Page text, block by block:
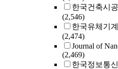
한국건축시
(2,546)
한국유체기
(2,474)
Journal of
(2,469)
한국정보통